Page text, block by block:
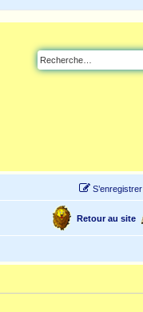
S’enregistrer
Retour au site